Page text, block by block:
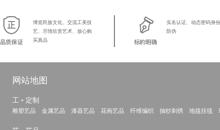
博览民族文化、交流工美技
艺、尽情欣赏艺术、放心购
买真品
实名认证、动态密码身
防伪
网站地图
工 • 定制
雕塑艺品 金属艺品 漆器艺品 花画艺品 纤维编织 抽纱刺绣 地毯挂毯